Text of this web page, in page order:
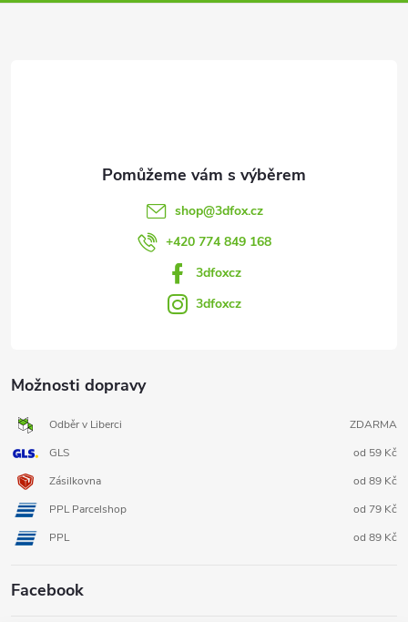
Možnosti dopravy
Odběr v Liberci
ZDARMA
GLS
od 59 Kč
Zásilkovna
od 89 Kč
PPL Parcelshop
od 79 Kč
PPL
od 89 Kč
Facebook
shop@3dfox.cz
+420 774 849 168
3dfoxcz
3dfoxcz